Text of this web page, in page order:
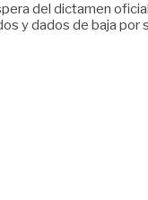
del dictamen
y dados de baja por